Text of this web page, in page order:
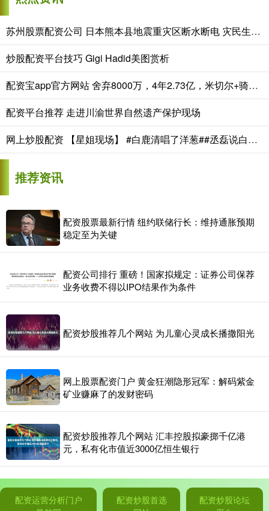
苏州股票配资公司 日本熊本县地震重灾区断水断电 灾民生活不便
炒股配资平台技巧 Gigi Hadid美图赏析
配资宝app官方网站 舍弃8000万，4年2.73亿，米切尔+骑士，有大目标？
配资平台推荐 走进川渝世界自然遗产保护现场
网上炒股配资 【星姐现场】 #白鹿清唱了洋葱##丞磊说白鹿唱的洋葱巨好听# 被cu
推荐资讯
配资股票最新行情 纽约联储行长：维持通胀预期
稳定至为关键
配资公司排行 重磅！国家拟规定：证券公司保荐
业务收费不得以IPO结果作为条件
配资炒股推荐几个网站 为儿童心灵成长播撒阳光
网上股票配资门户 黄金狂潮隐形冠军：解码紫金
矿业赚麻了的发财密码
配资炒股推荐几个网站 汇丰控股拟豪掷千亿港
元，私有化市值近3000亿恒生银行
配资运营分析门户
配资炒股首选
配资炒股论坛